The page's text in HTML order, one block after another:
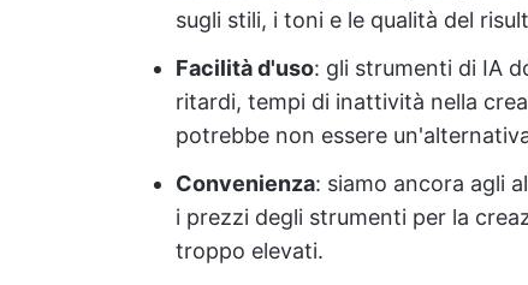
sugli stili, i toni e le qualità del
Facilità d'uso: gli strumenti di IA
ritardi, tempi di inattività nella
potrebbe non essere
Convenienza: siamo ancora agli
i prezzi degli strumenti per la
troppo elevati.